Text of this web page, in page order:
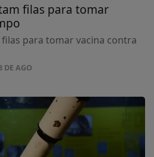
filas para tomar
para tomar vacina contra
DE AGO